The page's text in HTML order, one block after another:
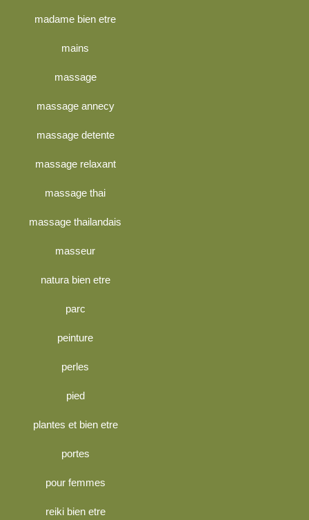
madame bien etre
mains
massage
massage annecy
massage detente
massage relaxant
massage thai
massage thailandais
masseur
natura bien etre
parc
peinture
perles
pied
plantes et bien etre
portes
pour femmes
reiki bien etre